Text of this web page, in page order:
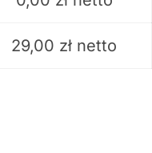
29,00 zł netto